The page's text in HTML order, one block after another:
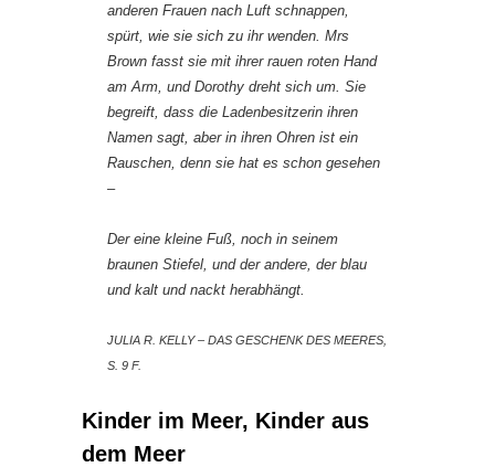
anderen Frauen nach Luft schnappen,
spürt, wie sie sich zu ihr wenden. Mrs
Brown fasst sie mit ihrer rauen roten Hand
am Arm, und Dorothy dreht sich um. Sie
begreift, dass die Ladenbesitzerin ihren
Namen sagt, aber in ihren Ohren ist ein
Rauschen, denn sie hat es schon gesehen
–
Der eine kleine Fuß, noch in seinem
braunen Stiefel, und der andere, der blau
und kalt und nackt herabhängt.
JULIA R. KELLY – DAS GESCHENK DES MEERES,
S. 9 F.
Kinder im Meer, Kinder aus
dem Meer